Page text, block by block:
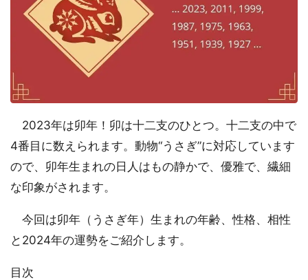
2023年は卯年！卯は十二支のひとつ。十二支の中で
4番目に数えられます。動物“うさぎ”に対応しています
ので、卯年生まれの日人はもの静かで、優雅で、繊細
な印象がされます。
今回は卯年（うさぎ年）生まれの年齢、性格、相性
と2024年の運勢をご紹介します。
目次